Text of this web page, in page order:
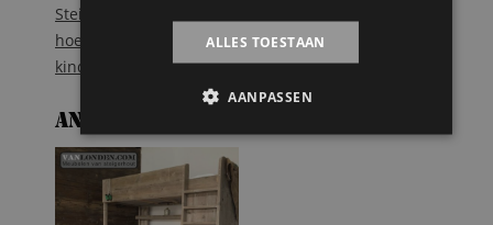
Steigerhouten vergadertafels
hoekbureau
hoogslaper,kast,kinderbed
kinderkamer
onbehandeld hout,Steigerhout
Andere suggesties…
ALLES TOESTAAN
AANPASSEN